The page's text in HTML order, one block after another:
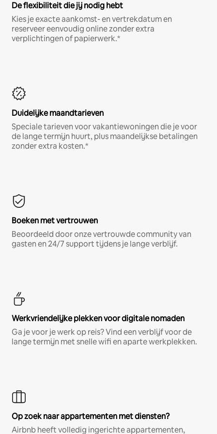
De flexibiliteit die jij nodig hebt
Kies je exacte aankomst- en vertrekdatum en
reserveer eenvoudig online zonder extra
verplichtingen of papierwerk.*
Duidelijke maandtarieven
Speciale tarieven voor vakantiewoningen die je voor
de lange termijn huurt, plus maandelijkse betalingen
zonder extra kosten.*
Boeken met vertrouwen
Beoordeeld door onze vertrouwde community van
gasten en 24/7 support tijdens je lange verblijf.
Werkvriendelijke plekken voor digitale nomaden
Ga je voor je werk op reis? Vind een verblijf voor de
lange termijn met snelle wifi en aparte werkplekken.
Op zoek naar appartementen met diensten?
Airbnb heeft volledig ingerichte appartementen,